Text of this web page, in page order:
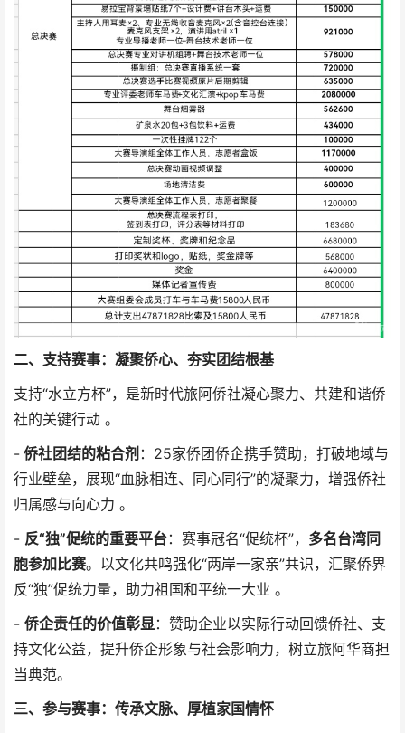
二、支持赛事：凝聚侨心、夯实团结根基
支持“水立方杯”，是新时代旅阿侨社凝心聚力、共建和谐侨
社的关键行动 。
- 侨社团结的粘合剂 ：25家侨团侨企携手赞助，打破地域与
行业壁垒，展现“血脉相连、同心同行”的凝聚力，增强侨社
归属感与向心力 。
- 反“独”促统的重要平台：赛事冠名“促统杯”， 多名台湾同
胞参加比赛。以文化共鸣强化“两岸一家亲”共识，汇聚侨界
反“独”促统力量，助力祖国和平统一大业 。
- 侨企责任的价值彰显 ：赞助企业以实际行动回馈侨社、支
持文化公益，提升侨企形象与社会影响力，树立旅阿华商担
当典范。
三、参与赛事：传承文脉、厚植家国情怀